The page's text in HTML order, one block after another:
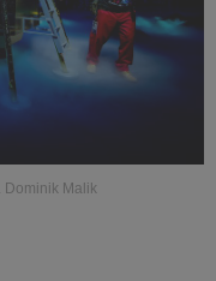
Dominik Malik